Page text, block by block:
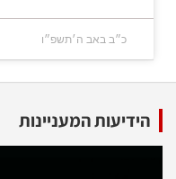
כ״ב באב ה׳תשפ״ו
הידיעות המעניינות